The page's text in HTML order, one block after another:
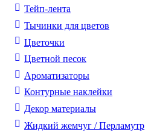
Тейп-лента
Тычинки для цветов
Цветочки
Цветной песок
Ароматизаторы
Контурные наклейки
Декор материалы
Жидкий жемчуг / Перламутр